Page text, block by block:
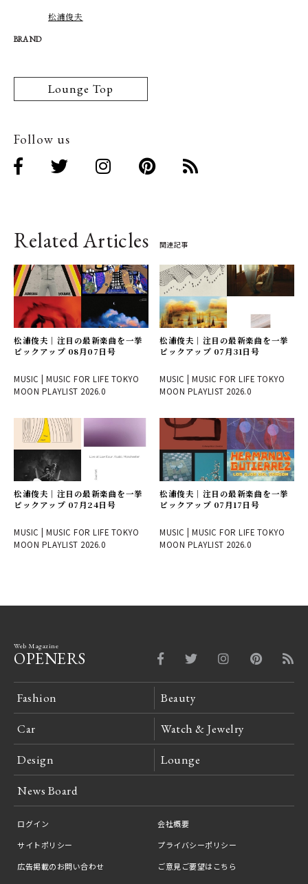
松浦俊夫
BRAND
Lounge Top
Follow us
Related Articles 関連記事
松浦俊夫｜注目の最新楽曲を一挙
ピックアップ 08月07日号
MUSIC | MUSIC FOR LIFE TOKYO
MOON PLAYLIST 2026.0
松浦俊夫｜注目の最新楽曲を一挙
ピックアップ 07月31日号
MUSIC | MUSIC FOR LIFE TOKYO
MOON PLAYLIST 2026.0
松浦俊夫｜注目の最新楽曲を一挙
ピックアップ 07月24日号
MUSIC | MUSIC FOR LIFE TOKYO
MOON PLAYLIST 2026.0
松浦俊夫｜注目の最新楽曲を一挙
ピックアップ 07月17日号
MUSIC | MUSIC FOR LIFE TOKYO
MOON PLAYLIST 2026.0
Web Magazine
OPENERS
Fashion Beauty
Car Watch & Jewelry
Design Lounge
News Board
ログイン
会社概要
サイトポリシー
プライバシーポリシー
広告掲載のお問い合わせ
ご意見ご要望はこちら